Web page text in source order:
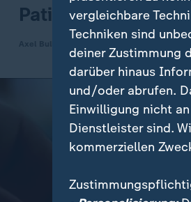
Patienten nach
vergleichbare
Techniken sind
deiner Zustimmung
darüber hinaus
und/oder abrufen.
Einwilligung nicht
Dienstleister sind.
kommerziellen